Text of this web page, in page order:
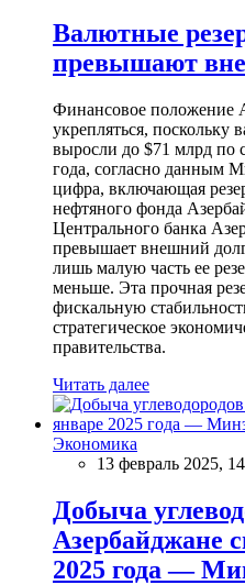
Валютные
превышают
Финансовое положение
укрепляться, поскольку
выросли до $71 млрд по
года, согласно данным
цифра, включающая
нефтяного фонда
Центрального банка
превышает внешний
лишь малую часть ее
меньше. Эта прочная
фискальную
стратегическое
правительства.
Читать далее
Экономика
13 февраль 2025,
Добыча
Азербайджане
2025 года —